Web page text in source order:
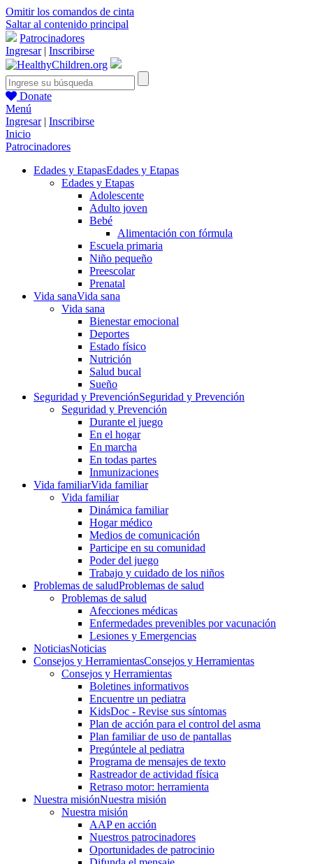
Omitir los comandos de cinta
Saltar al contenido principal
Patrocinadores
Ingresar| Inscribirse
Donate
Menú
Ingresar| Inscribirse
Inicio
Patrocinadores
Edades y EtapasEdades y Etapas
Edades y Etapas
Adolescente
Adulto joven
Bebé
Alimentación con fórmula
Escuela primaria
Niño pequeño
Preescolar
Prenatal
Vida sanaVida sana
Vida sana
Bienestar emocional
Deportes
Estado físico
Nutrición
Salud bucal
Sueño
Seguridad y PrevenciónSeguridad y Prevención
Seguridad y Prevención
Durante el juego
En el hogar
En marcha
En todas partes
Inmunizaciones
Vida familiarVida familiar
Vida familiar
Dinámica familiar
Hogar médico
Medios de comunicación
Participe en su comunidad
Poder del juego
Trabajo y cuidado de los niños
Problemas de saludProblemas de salud
Problemas de salud
Afecciones médicas
Enfermedades prevenibles por vacunación
Lesiones y Emergencias
NoticiasNoticias
Consejos y HerramientasConsejos y Herramientas
Consejos y Herramientas
Boletines informativos
Encuentre un pediatra
KidsDoc - Revise sus síntomas
Plan de acción para el control del asma
Plan familiar de uso de pantallas
Pregúntele al pediatra
Programa de mensajes de texto
Rastre​​ador de activida​d física
Retraso motor: herramienta
Nuestra misiónNuestra misión
Nuestra misión
AAP en acción
Nuestros patrocinadores
Oportunidades de patrocinio